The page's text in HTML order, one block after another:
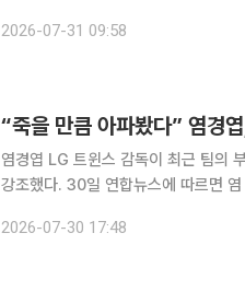
SSG 랜더스와의 원정 경기에서 5-3
2026-07-31 09:58
“죽을 만큼 아파봤다” 염경
염경엽 LG 트윈스 감독이 최근 팀의
강조했다. 30일 연합뉴스에 따르면 염 감독은 이날 서울 잠실구장에서 열리는 키움 히어로즈전을
2026-07-30 17:48